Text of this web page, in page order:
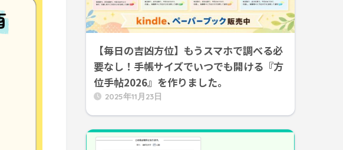
【毎日の吉凶方位】もうスマホで調べる必
要なし！手帳サイズでいつでも開ける『方
位手帖2026』を作りました。
2025年11月23日